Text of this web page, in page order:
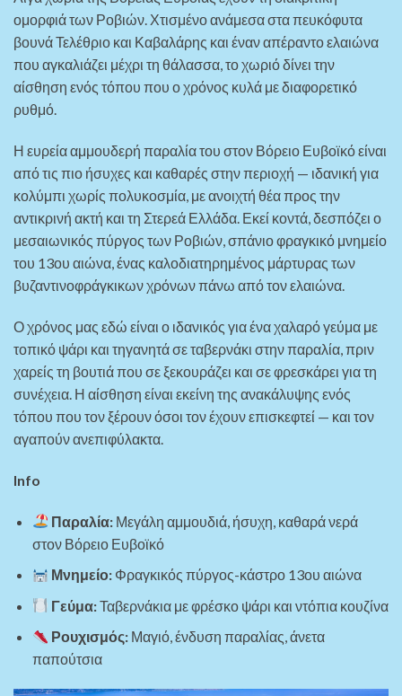
ομορφιά των Ροβιών. Χτισμένο ανάμεσα στα πευκόφυτα
βουνά Τελέθριο και Καβαλάρης και έναν απέραντο ελαιώνα
που αγκαλιάζει μέχρι τη θάλασσα, το χωριό δίνει την
αίσθηση ενός τόπου που ο χρόνος κυλά με διαφορετικό
ρυθμό.
Η ευρεία αμμουδερή παραλία του στον Βόρειο Ευβοϊκό είναι
από τις πιο ήσυχες και καθαρές στην περιοχή — ιδανική για
κολύμπι χωρίς πολυκοσμία, με ανοιχτή θέα προς την
αντικρινή ακτή και τη Στερεά Ελλάδα. Εκεί κοντά, δεσπόζει ο
μεσαιωνικός πύργος των Ροβιών, σπάνιο φραγκικό μνημείο
του 13ου αιώνα, ένας καλοδιατηρημένος μάρτυρας των
βυζαντινοφράγκικων χρόνων πάνω από τον ελαιώνα.
Ο χρόνος μας εδώ είναι ο ιδανικός για ένα χαλαρό γεύμα με
τοπικό ψάρι και τηγανητά σε ταβερνάκι στην παραλία, πριν
χαρείς τη βουτιά που σε ξεκουράζει και σε φρεσκάρει για τη
συνέχεια. Η αίσθηση είναι εκείνη της ανακάλυψης ενός
τόπου που τον ξέρουν όσοι τον έχουν επισκεφτεί — και τον
αγαπούν ανεπιφύλακτα.
Info
Παραλία: Μεγάλη αμμουδιά, ήσυχη, καθαρά νερά
στον Βόρειο Ευβοϊκό
Μνημείο: Φραγκικός πύργος-κάστρο 13ου αιώνα
Γεύμα:Ταβερνάκια με φρέσκο ψάρι και ντόπια κουζίνα
Ρουχισμός: Μαγιό, ένδυση παραλίας, άνετα
παπούτσια